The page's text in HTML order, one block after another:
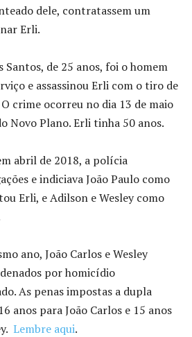
dele, contratassem um
Erli.
Santos, de 25 anos, foi o homem
e assassinou Erli com o tiro de
crime ocorreu no dia 13 de maio
Novo Plano. Erli tinha 50 anos.
abril de 2018, a polícia
e indiciava João Paulo como
Erli, e Adilson e Wesley como
ano, João Carlos e Wesley
por homicídio
As penas impostas a dupla
anos para João Carlos e 15 anos
Lembre aqui.